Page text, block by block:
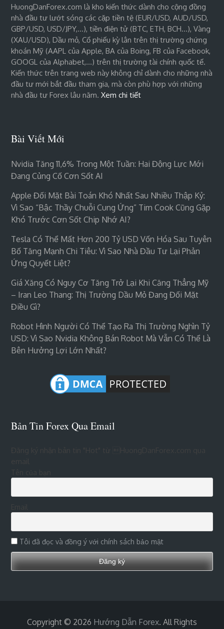
HuongDanForex.com là kho kiến thức dành cho cộng đồng
nhà đầu tư lướt sóng các cặp tiền tệ (EUR/USD, AUD/USD,
GBP/USD, USD/JPY,…), tiền điện tử (BTC, ETH, BCH…), Vàng
(XAU/USD), Dầu mỏ, Cổ phiếu kỳ lân trên thị trường chứng
khoán Mỹ (AAPL của Apple, BA của Boing, FB của Facebook,
GOOGL của Alphabet,…) trên thị trường tài chính quốc tế.
Kiến thức trên trang web này không chỉ dành cho những nhà
đầu tư mới bắt đầu tham gia, mà còn phù hợp với những
nhà đầu tư Forex lâu năm.Xem chi tiết
Bài Viết Mới
Nvidia Tăng 11,6% Trong Một Tuần: Hai Động Lực Mới
Đang Củng Cố Cơn Sốt AI
Apple Đối Mặt Bài Toán Khó Nhất Sau Nhiều Thập Kỷ:
Vì Sao “bậc Thầy Chuỗi Cung Ứng” Tim Cook Cũng Gặp
Khó Trước Cơn Sốt Chip Nhớ AI?
Tesla Có Thể Mất Hơn 200 Tỷ USD Vốn Hóa Sau Tuyên
Bố Tăng Mạnh Chi Tiêu: Vì Sao Nhà Đầu Tư Lại Phản
Ứng Quyết Liệt?
Giá Xăng Có Nguy Cơ Tăng Trở Lại Khi Căng Thẳng Mỹ
– Iran Leo Thang: Thị Trường Dầu Mỏ Đang Đối Mặt
Điều Gì?
Robot Hình Người Có Thể Tạo Ra Thị Trường Nghìn Tỷ
USD: Vì Sao Nvidia Không Bán Robot Mà Vẫn Có Thể Là
Bên Hưởng Lợi Lớn Nhất?
Bản Tin Forex Qua Email
Đăng ký nhận bản tin "Hot" từ HuongDanForex.com qua
Tên của bạn
Tôi đã đọc và đồng ý với chính sách bảo mật
Copyright © 2026 Hướng Dẫn Forex. All Rights